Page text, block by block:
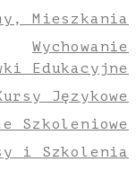
Mieszkania
Wychowanie
Edukacyjne
Językowe
Szkoleniowe
i Szkolenia